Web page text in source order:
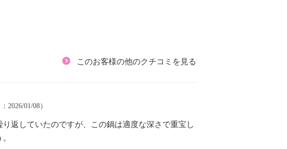
このお客様の他のクチコミを見る
2026/01/08）
返していたのですが、この鍋は適度な深さで重宝し